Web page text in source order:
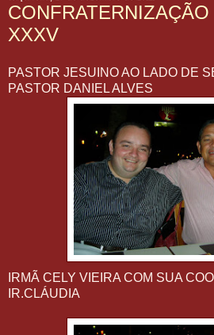
XXXV
PASTOR JESUINO AO LADO DE
PASTOR DANIEL ALVES
IRMÃ CELY VIEIRA COM SUA
IR.CLÁUDIA